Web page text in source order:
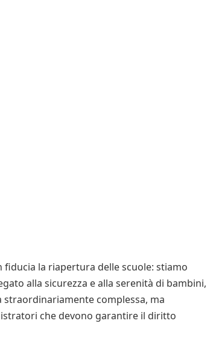
la riapertura delle scuole: stiamo
alla sicurezza e alla serenità di bambini,
complessa, ma
che devono garantire il diritto